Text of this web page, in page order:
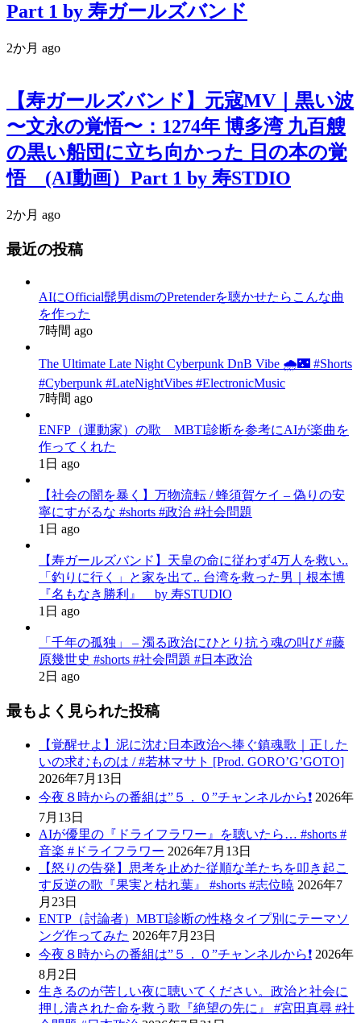
Part 1 by 寿ガールズバンド
2か月 ago
【寿ガールズバンド】元寇MV｜黒い波
〜文永の覚悟〜：1274年 博多湾 九百艘
の黒い船団に立ち向かった 日の本の覚
悟 (AI動画）Part 1 by 寿STDIO
2か月 ago
最近の投稿
AIにOfficial髭男dismのPretenderを聴かせたらこんな曲
を作った
7時間 ago
The Ultimate Late Night Cyberpunk DnB Vibe 🌧️🌃 #Shorts
#Cyberpunk #LateNightVibes #ElectronicMusic
7時間 ago
ENFP（運動家）の歌 MBTI診断を参考にAIが楽曲を
作ってくれた
1日 ago
【社会の闇を暴く】万物流転 / 蜂須賀ケイ – 偽りの安
寧にすがるな #shorts #政治 #社会問題
1日 ago
【寿ガールズバンド】天皇の命に従わず4万人を救い..
「釣りに行く」と家を出て.. 台湾を救った男｜根本博
『名もなき勝利』 by 寿STUDIO
1日 ago
「千年の孤独」 – 濁る政治にひとり抗う魂の叫び #藤
原幾世史 #shorts #社会問題 #日本政治
2日 ago
最もよく見られた投稿
【覚醒せよ】泥に沈む日本政治へ捧ぐ鎮魂歌｜正した
いの求むものは / #若林マサト [Prod. GORO’G’GOTO]
2026年7月13日
今夜８時からの番組は”５．０”チャンネルから❗️ 2026年
7月13日
AIが優里の『ドライフラワー』を聴いたら… #shorts #
音楽 #ドライフラワー 2026年7月13日
【怒りの告発】思考を止めた従順な羊たちを叩き起こ
す反逆の歌『果実と枯れ葉』 #shorts #志位暁 2026年7
月23日
ENTP（討論者）MBTI診断の性格タイプ別にテーマソ
ング作ってみた 2026年7月23日
今夜８時からの番組は”５．０”チャンネルから❗️ 2026年
8月2日
生きるのが苦しい夜に聴いてください。政治と社会に
押し潰された命を救う歌『絶望の先に』 #宮田真尋 #社